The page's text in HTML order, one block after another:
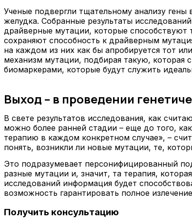
Ученые подвергли тщательному анализу гены
желудка. Собранные результаты
драйверные мутации, которые способствуют
сохраняют способность к драйверным
на каждом из них как бы апробируется тот
механизм мутации, подбирая такую, которая
биомаркерами, которые будут служить
Выход – в проведении
В свете результатов исследования, как
можно более ранней стадии – еще до того,
терапию в каждом конкретном случае», –
понять, возникли ли новые мутации, те,
Это подразумевает персонифицированный
разные мутации и, значит, та терапия,
исследований информация будет
возможность гарантировать полное
Получить консультацию